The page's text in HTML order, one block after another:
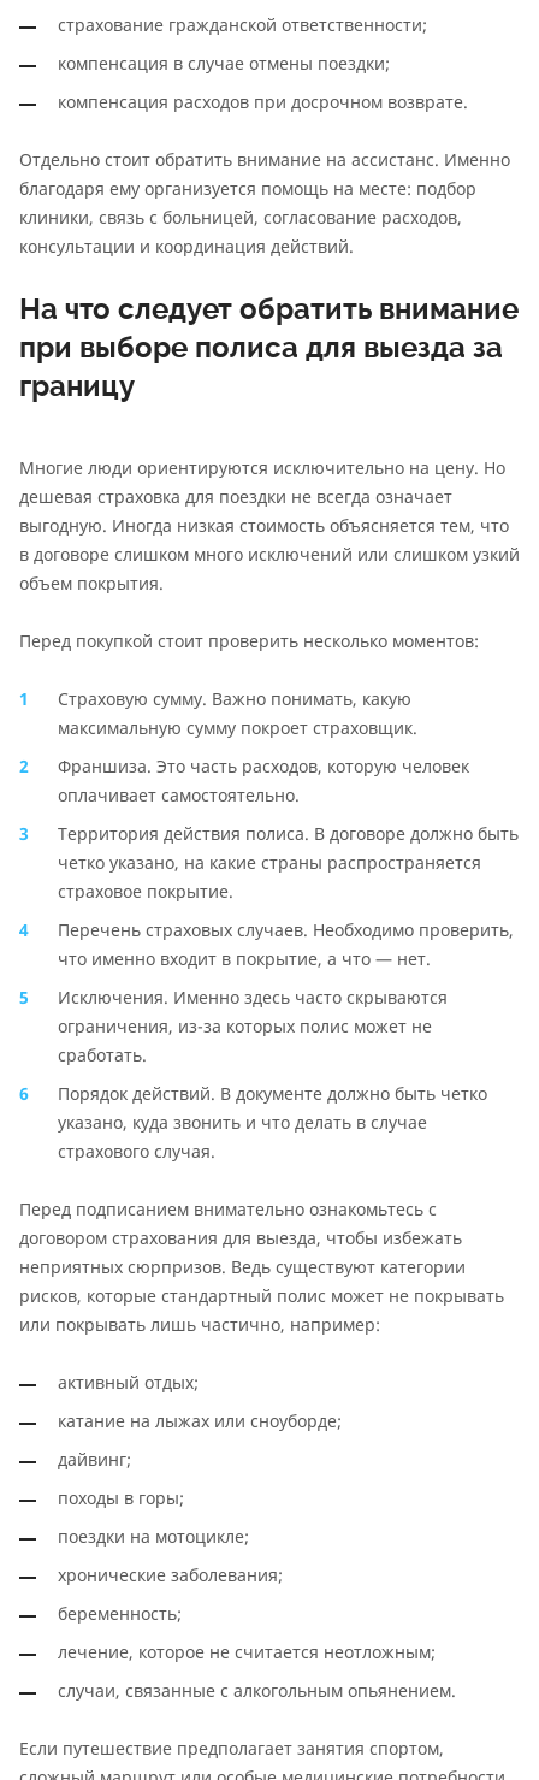
страхование гражданской ответственности;
компенсация в случае отмены поездки;
компенсация расходов при досрочном возврате.
Отдельно стоит обратить внимание на ассистанс. Именно
благодаря ему организуется помощь на месте: подбор
клиники, связь с больницей, согласование расходов,
консультации и координация действий.
На что следует обратить внимание
при выборе полиса для выезда за
границу
Многие люди ориентируются исключительно на цену. Но
дешевая страховка для поездки не всегда означает
выгодную. Иногда низкая стоимость объясняется тем, что
в договоре слишком много исключений или слишком узкий
объем покрытия.
Перед покупкой стоит проверить несколько моментов:
Страховую сумму. Важно понимать, какую
максимальную сумму покроет страховщик.
Франшиза. Это часть расходов, которую человек
оплачивает самостоятельно.
Территория действия полиса. В договоре должно быть
четко указано, на какие страны распространяется
страховое покрытие.
Перечень страховых случаев. Необходимо проверить,
что именно входит в покрытие, а что — нет.
Исключения. Именно здесь часто скрываются
ограничения, из-за которых полис может не
сработать.
Порядок действий. В документе должно быть четко
указано, куда звонить и что делать в случае
страхового случая.
Перед подписанием внимательно ознакомьтесь с
договором страхования для выезда, чтобы избежать
неприятных сюрпризов. Ведь существуют категории
рисков, которые стандартный полис может не покрывать
или покрывать лишь частично, например:
активный отдых;
катание на лыжах или сноуборде;
дайвинг;
походы в горы;
поездки на мотоцикле;
хронические заболевания;
беременность;
лечение, которое не считается неотложным;
случаи, связанные с алкогольным опьянением.
Если путешествие предполагает занятия спортом,